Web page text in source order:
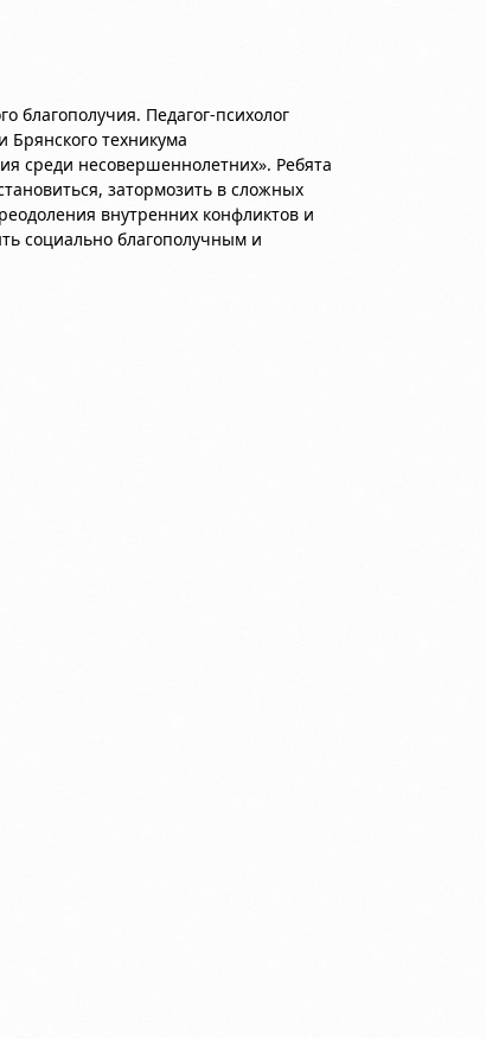
благополучия. Педагог-психолог
Брянского техникума
среди несовершеннолетних». Ребята
затормозить в сложных
внутренних конфликтов и
социально благополучным и